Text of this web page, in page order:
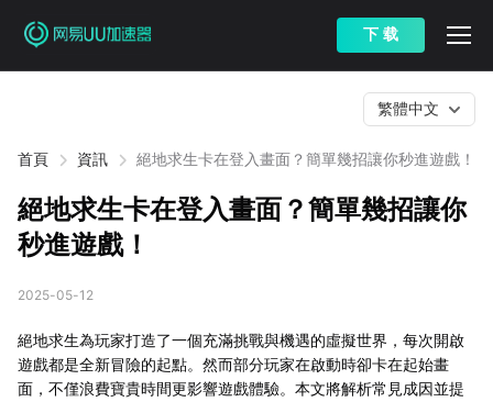
下 载
首頁 資訊 絕地求生卡在登入畫面？簡單幾招讓你秒進遊戲！
繁體中文
絕地求生卡在登入畫面？簡單幾招讓你
秒進遊戲！
2025-05-12
絕地求生為玩家打造了一個充滿挑戰與機遇的虛擬世界，每次開啟
遊戲都是全新冒險的起點。然而部分玩家在啟動時卻卡在起始畫
面，不僅浪費寶貴時間更影響遊戲體驗。本文將解析常見成因並提